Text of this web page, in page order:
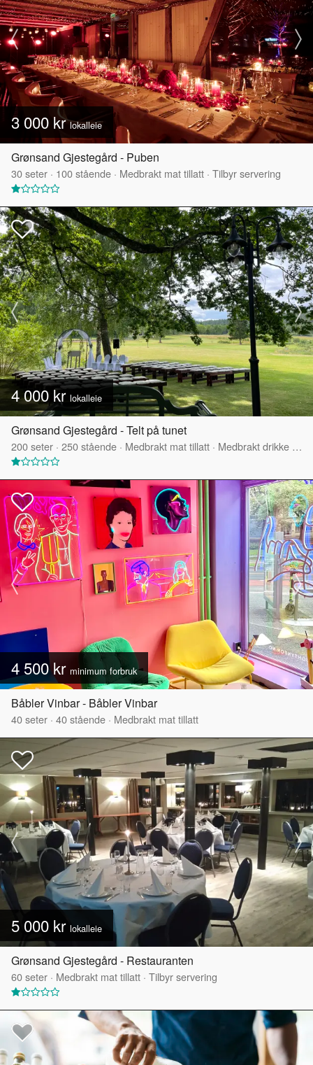
3 000 krlokalleie
Grønsand Gjestegård - Puben
30seter · 100stående · Medbrakt mat tillatt · Tilbyr servering
4 000 krlokalleie
Grønsand Gjestegård - Telt på tunet
200seter · 250stående · Medbrakt mat tillatt · Medbrakt drikke tillatt
4 500 kr minimum forbruk
Båbler Vinbar - Båbler Vinbar
40seter · 40stående · Medbrakt mat tillatt
5 000 kr lokalleie
Grønsand Gjestegård - Restauranten
60seter · Medbrakt mat tillatt · Tilbyr servering